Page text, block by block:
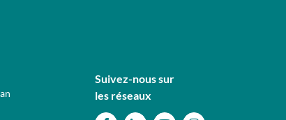
Suivez-nous sur
les réseaux